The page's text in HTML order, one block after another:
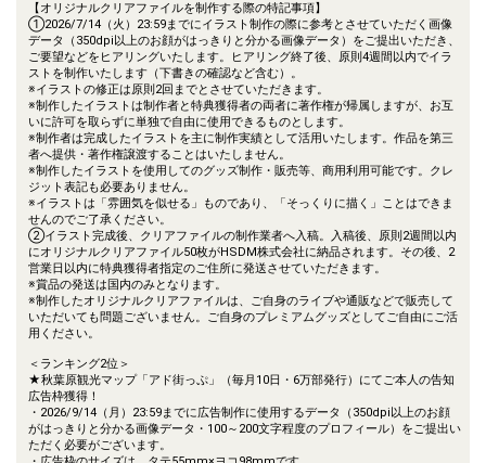
【オリジナルクリアファイルを制作する際の特記事項】
①2026/7/14（火）23:59までにイラスト制作の際に参考とさせていただく画像
データ（350dpi以上のお顔がはっきりと分かる画像データ）をご提出いただき、
ご要望などをヒアリングいたします。ヒアリング終了後、原則4週間以内でイラ
ストを制作いたします（下書きの確認など含む）。
※イラストの修正は原則2回までとさせていただきます。
※制作したイラストは制作者と特典獲得者の両者に著作権が帰属しますが、お互
いに許可を取らずに単独で自由に使用できるものとします。
※制作者は完成したイラストを主に制作実績として活用いたします。作品を第三
者へ提供・著作権譲渡することはいたしません。
※制作したイラストを使用してのグッズ制作・販売等、商用利用可能です。クレ
ジット表記も必要ありません。
※イラストは「雰囲気を似せる」ものであり、「そっくりに描く」ことはできま
せんのでご了承ください。
②イラスト完成後、クリアファイルの制作業者へ入稿。入稿後、原則2週間以内
にオリジナルクリアファイル50枚がHSDM株式会社に納品されます。その後、2
営業日以内に特典獲得者指定のご住所に発送させていただきます。
※賞品の発送は国内のみとなります。
※制作したオリジナルクリアファイルは、ご自身のライブや通販などで販売して
いただいても問題ございません。ご自身のプレミアムグッズとしてご自由にご活
用ください。
＜ランキング2位＞
★秋葉原観光マップ「アド街っぷ」（毎月10日・6万部発行）にてご本人の告知
広告枠獲得！
・2026/9/14（月）23:59までに広告制作に使用するデータ（350dpi以上のお顔
がはっきりと分かる画像データ・100～200文字程度のプロフィール）をご提出い
ただく必要がございます。